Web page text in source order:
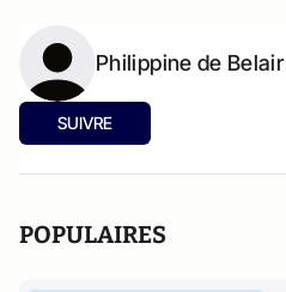
Philippine de Belair
SUIVRE
POPULAIRES